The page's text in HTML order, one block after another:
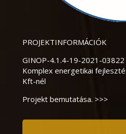
PROJEKTINFORMÁCIÓK
GINOP-4.1.4-19-2021-03822
Komplex energetikai
Kft-nél
Projekt bemutatása. >>>